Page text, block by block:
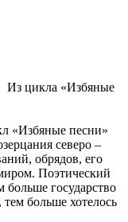
«Избяные песни»
северо –
обрядов, его
Поэтический
государство
больше хотелось